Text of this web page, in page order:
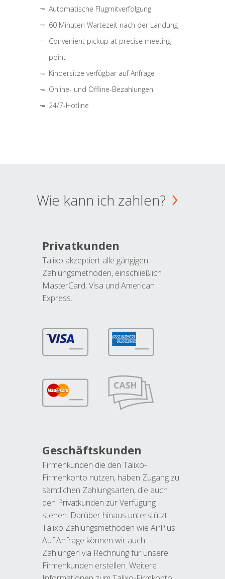
Automatische Flugmitverfolgung
60 Minuten Wartezeit nach der Landung
Convenient pickup at precise meeting
point
Kindersitze verfügbar auf Anfrage
Online- und Offline-Bezahlungen
24/7-Hotline
Wie kann ich zahlen?
Privatkunden
Talixo akzeptiert alle gängigen
Zahlungsmethoden, einschließlich
MasterCard, Visa und American
Express.
Geschäftskunden
Firmenkunden die den Talixo-
Firmenkonto nutzen, haben Zugang zu
sämtlichen Zahlungsarten, die auch
den Privatkunden zur Verfügung
stehen. Darüber hinaus unterstützt
Talixo Zahlungsmethoden wie AirPlus.
Auf Anfrage können wir auch
Zahlungen via Rechnung für unsere
Firmenkunden erstellen. Weitere